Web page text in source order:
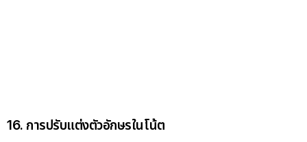
16. การปรับแต่งตัวอักษรในโน้ต